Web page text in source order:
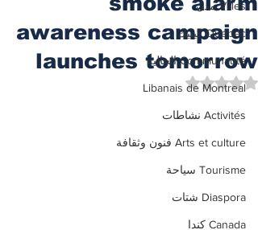
Villes مدن
Québec كيبيك
Communauté الجالية
Libanais de Montreal
Activités نشاطات
Arts et culture فنون وثقافة
Tourisme سياحة
Diaspora شتات
Canada كندا
awareness campaign
launches tomorrow
تم التقييم بـ ليس رقمًا من أصل 5 نجوم.